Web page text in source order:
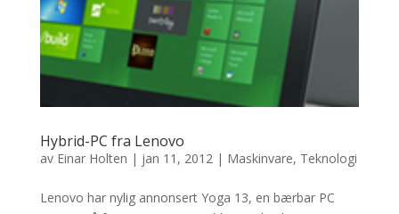
Hybrid-PC fra Lenovo
av Einar Holten | jan 11, 2012 | Maskinvare, Teknologi
Lenovo har nylig annonsert Yoga 13, en bærbar PC